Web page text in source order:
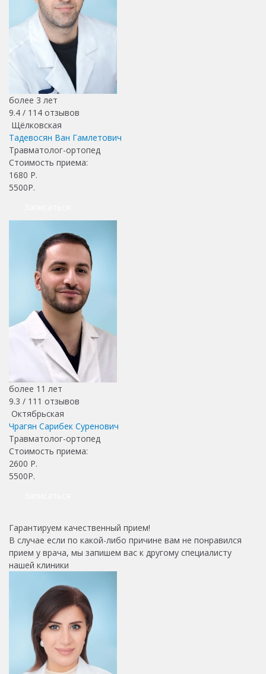
более 3 лет
9.4 / 114 отзывов
Щёлковская
Тадевосян Ван Гамлетович
Травматолог-ортопед
Стоимость приема:
1680 Р.
5500Р.
более 11 лет
9.3 / 111 отзывов
Октябрьская
Чрагян Сарибек Суренович
Травматолог-ортопед
Стоимость приема:
2600 Р.
5500Р.
Гарантируем качественный прием!
В случае если по какой-либо причине вам не понравился
прием у врача, мы запишем вас к другому специалисту
нашей клиники